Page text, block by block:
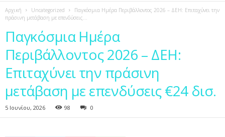
Αρχική Uncategorized
Παγκόσμια Ημέρα Περιβάλλοντος 2026 – ΔΕΗ: Επιταχύνει την
πράσινη μετάβαση με επενδύσεις...
Παγκόσμια Ημέρα
Περιβάλλοντος 2026 – ΔΕΗ:
Επιταχύνει την πράσινη
μετάβαση με επενδύσεις €24 δισ.
5 Ιουνίου, 2026 98 0